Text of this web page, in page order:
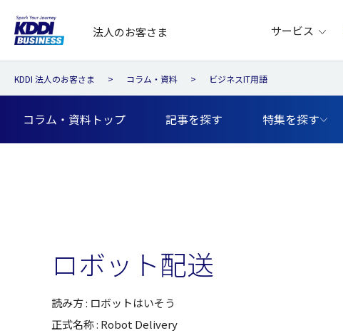
法人のお客さま サービス
KDDI 法人のお客さま コラム・資料 ビジネスIT用語
コラム・資料トップ 記事を探す 特集を探す
ロボット配送
読み方 : ロボットはいそう
正式名称 : Robot Delivery